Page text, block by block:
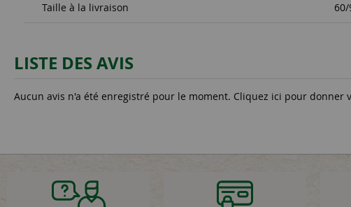
Taille à la livraison 60/
LISTE DES AVIS
Aucun avis n'a été enregistré pour le moment. Cliquez ici pour donner